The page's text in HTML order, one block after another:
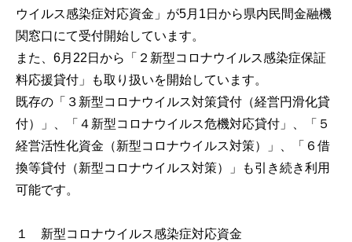
ウイルス感染症対応資金」が5月1日から県内民間金融機
関窓口にて受付開始しています。
また、6月22日から「２新型コロナウイルス感染症保証
料応援貸付」も取り扱いを開始しています。
既存の「３新型コロナウイルス対策貸付（経営円滑化貸
付）」、「４新型コロナウイルス危機対応貸付」、「５
経営活性化資金（新型コロナウイルス対策）」、「６借
換等貸付（新型コロナウイルス対策）」も引き続き利用
可能です。
１ 新型コロナウイルス感染症対応資金